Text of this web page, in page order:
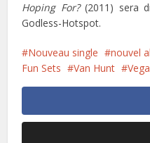
Hoping For?(2011) sera
Godless-Hotspot.
Nouveau single nouvel
Fun Sets
Van Hunt